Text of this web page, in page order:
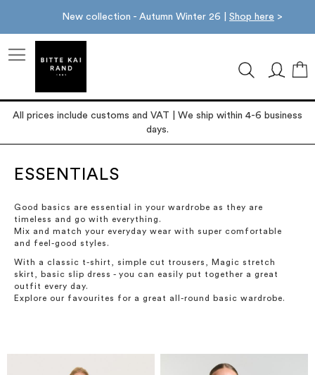
New collection - Autumn Winter 26 | Shop here >
All prices include customs and VAT | We ship within 4-6 business
days.
ESSENTIALS
Good basics are essential in your wardrobe as they are
timeless and go with everything.
Mix and match your everyday wear with super comfortable
and feel-good styles.
With a classic t-shirt, simple cut trousers, Magic stretch
skirt, basic slip dress - you can easily put together a great
outfit every day.
Explore our favourites for a great all-round basic wardrobe.